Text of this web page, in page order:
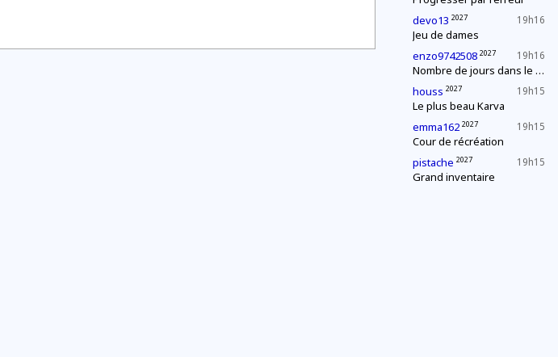
19h16
devo13 2027
Jeu de dames
19h16
enzo9742508 2027
Nombre de jours dans le mois
19h15
houss 2027
Le plus beau Karva
19h15
emma162 2027
Cour de récréation
19h15
pistache 2027
Grand inventaire